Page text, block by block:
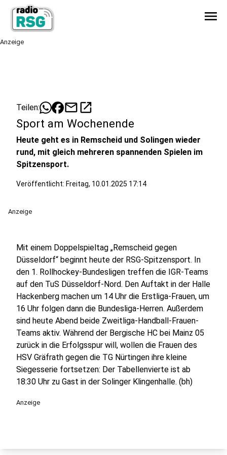
menu
Anzeige
Teilen: mailopen_in_new
Sport am Wochenende
Heute geht es in Remscheid und Solingen wieder
rund, mit gleich mehreren spannenden Spielen im
Spitzensport.
Veröffentlicht: Freitag, 10.01.2025 17:14
Anzeige
Mit einem Doppelspieltag „Remscheid gegen
Düsseldorf“ beginnt heute der RSG-Spitzensport. In
den 1. Rollhockey-Bundesligen treffen die IGR-Teams
auf den TuS Düsseldorf-Nord. Den Auftakt in der Halle
Hackenberg machen um 14 Uhr die Erstliga-Frauen, um
16 Uhr folgen dann die Bundesliga-Herren. Außerdem
sind heute Abend beide Zweitliga-Handball-Frauen-
Teams aktiv. Während der Bergische HC bei Mainz 05
zurück in die Erfolgsspur will, wollen die Frauen des
HSV Gräfrath gegen die TG Nürtingen ihre kleine
Siegesserie fortsetzen: Der Tabellenvierte ist ab
18:30 Uhr zu Gast in der Solinger Klingenhalle. (bh)
Anzeige